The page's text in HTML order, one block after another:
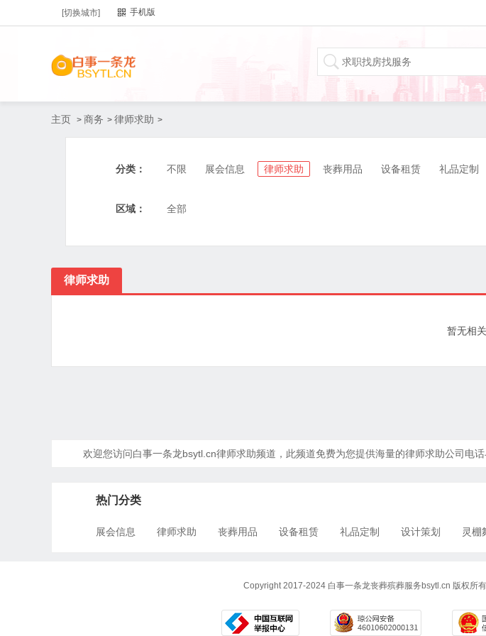
[切换城市] 手机版
主页 > 商务 > 律师求助 >
分类： 不限 展会信息 律师求助 丧葬用品 设备租赁 礼品定制
区域： 全部
律师求助
暂无相
欢迎您访问白事一条龙bsytl.cn律师求助频道，此频道免费为您提供海量的律师求助公司电
热门分类
展会信息 律师求助 丧葬用品 设备租赁 礼品定制 设计策划 灵棚
Copyright 2017-2024 白事一条龙丧葬殡葬服务bsytl.cn 版权所有